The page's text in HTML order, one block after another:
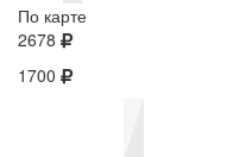
По карте
2678
1700